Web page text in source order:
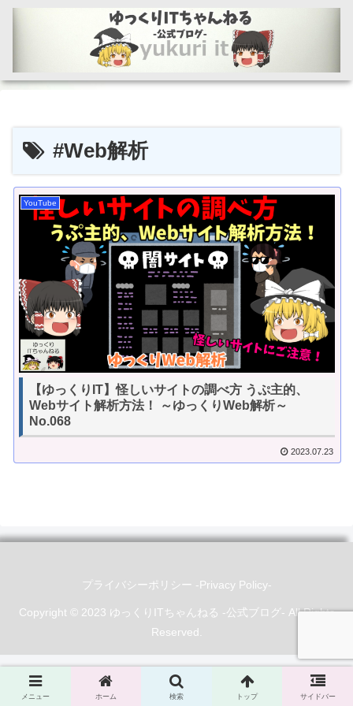
#Web解析
YouTube
【ゆっくりIT】怪しいサイトの調べ方 うぷ主的、
Webサイト解析方法！ ～ゆっくりWeb解析～
No.068
2023.07.23
プライバシーポリシー -Privacy Policy-
Copyright © 2023 ゆっくりITちゃんねる -公式ブログ- All Rights
Reserved.
メニュー ホーム 検索 トップ サイドバー